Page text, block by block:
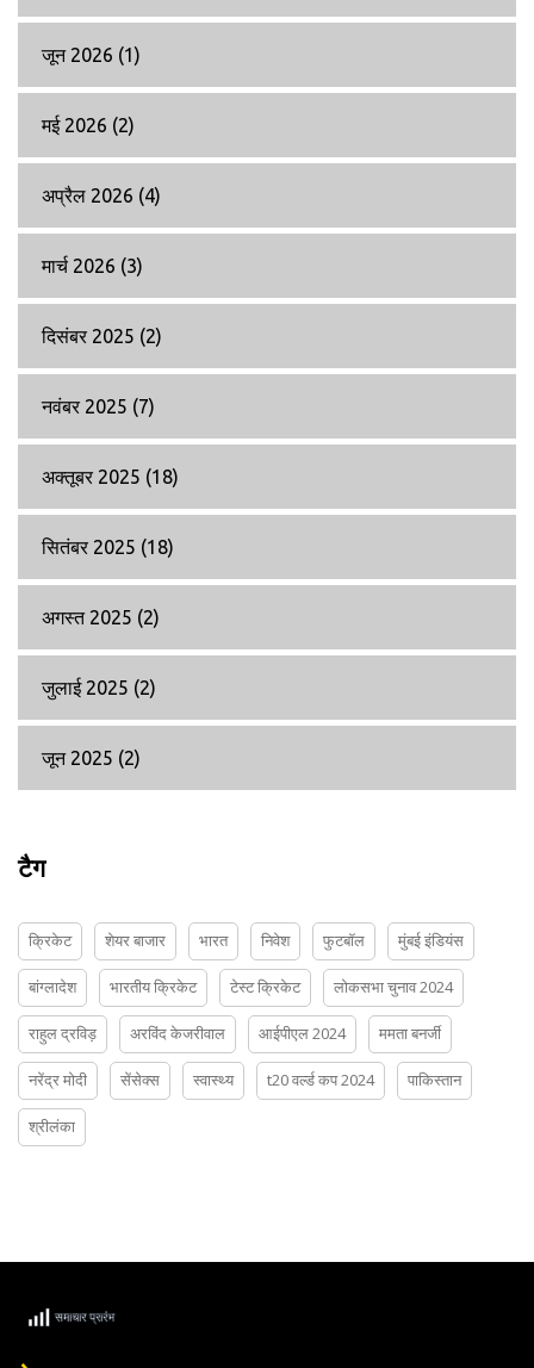
जून 2026 (1)
मई 2026 (2)
अप्रैल 2026 (4)
मार्च 2026 (3)
दिसंबर 2025 (2)
नवंबर 2025 (7)
अक्तूबर 2025 (18)
सितंबर 2025 (18)
अगस्त 2025 (2)
जुलाई 2025 (2)
जून 2025 (2)
टैग
क्रिकेट शेयर बाजार भारत निवेश फुटबॉल मुंबई इंडियंस
बांग्लादेश भारतीय क्रिकेट टेस्ट क्रिकेट लोकसभा चुनाव 2024
राहुल द्रविड़ अरविंद केजरीवाल आईपीएल 2024 ममता बनर्जी
नरेंद्र मोदी सेंसेक्स स्वास्थ्य t20 वर्ल्ड कप 2024 पाकिस्तान
श्रीलंका